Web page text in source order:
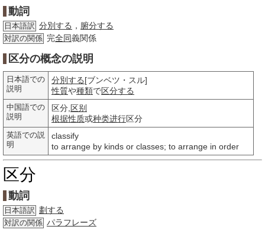
動詞
日本語訳 分別する ， 腑分する
対訳の関係 完全同義関係
区分の概念の説明
日本語での
説明
分別する[ブンベツ・スル]
性質や種類で区分する
中国語での
説明
区分, 区别
根据性质或种类进行区分
英語での説
明
classify
to arrange by kinds or classes; to arrange in order
区分
動詞
日本語訳 劃する
対訳の関係 パラフレーズ